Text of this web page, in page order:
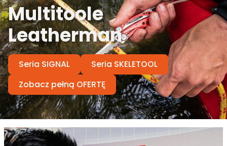
Multitoole
Leatherman
Seria SIGNAL
Seria SKELETOOL
Zobacz pełną OFERTĘ